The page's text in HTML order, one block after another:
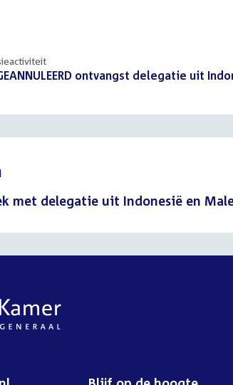
ontvangst delegatie uit
met delegatie uit Indonesië en